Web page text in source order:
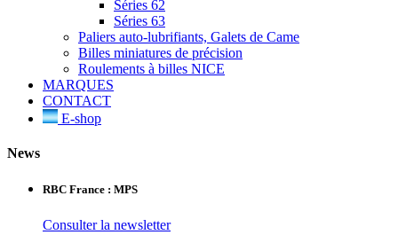
Séries 62
Séries 63
Paliers auto-lubrifiants, Galets de Came
Billes miniatures de précision
Roulements à billes NICE
MARQUES
CONTACT
E-shop
News
RBC France : MPS
Consulter la newsletter